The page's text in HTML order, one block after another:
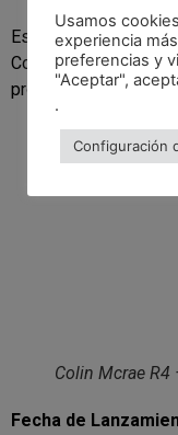
Este juego también
Colin Mcrae,
prototipo creado por
Colin Mcrae R4
Fecha de
Usamos
experiencia
preferencias y
"Aceptar",
.
Configuración